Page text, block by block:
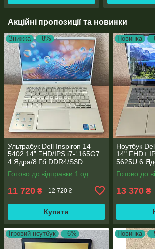
Акційні пропозиції та новинки
Знижка –8%
Ультрабук Dell Inspiron 14
5402 14” FHD/IPS i7-1165G7
4 Ядра/8 Гб DDR4/SSD
512Gb/ Intel Iris Xe Graphics
Готово до відправки 1 од.
11 720 ₴ 12 720 ₴
Купити
Новинка
Ноутбук
14" FHD+
5625U 6
SSD M.2/
7/Type-C
Готово до
13 370 ₴
Ігровий ноутбук –6% Новинка